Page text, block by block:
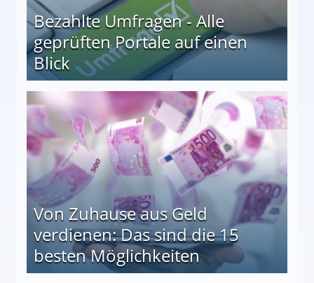
Bezahlte Umfragen - Alle
geprüften Portale auf einen
Blick
auf einen Blick
Von Zuhause aus Geld
verdienen: Das sind die 15
besten Möglichkeiten